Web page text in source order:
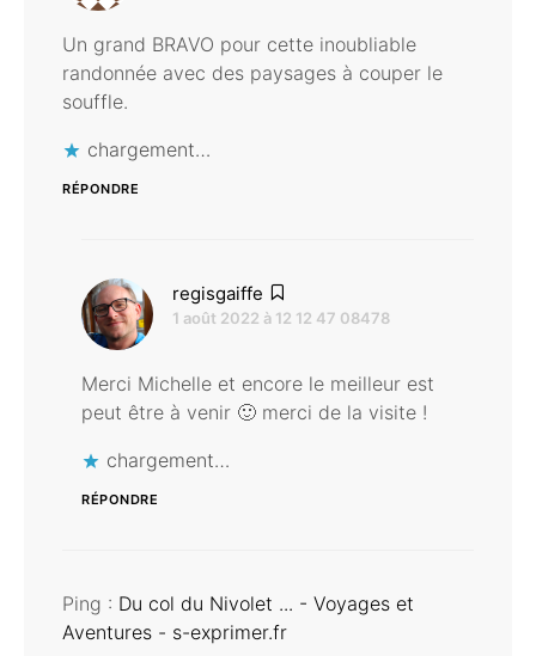
Un grand BRAVO pour cette inoubliable
randonnée avec des paysages à couper le
souffle.
chargement…
RÉPONDRE
regisgaiffe
1 août 2022 à 12 12 47 08478
Merci Michelle et encore le meilleur est
peut être à venir 🙂 merci de la visite !
chargement…
RÉPONDRE
Ping : Du col du Nivolet ... - Voyages et
Aventures - s-exprimer.fr